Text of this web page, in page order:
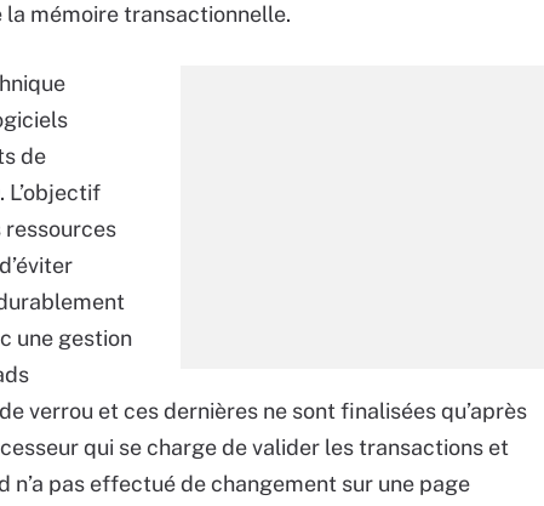
mémoire transactionnelle.
de
L’objectif
ressources
une gestion
verrou et ces dernières ne sont finalisées qu’après
qui se charge de valider les transactions et
pas effectué de changement sur une page